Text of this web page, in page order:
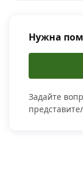
Нужна
Задайте